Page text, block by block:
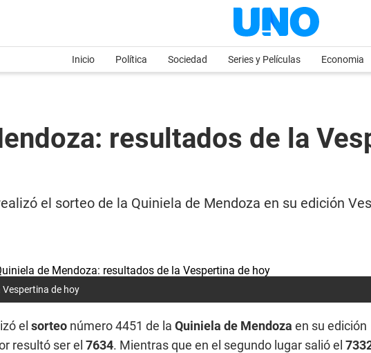
Inicio Política Sociedad Series y Películas Economia
resultados de la
el sorteo de la Quiniela de Mendoza en su edición
de hoy
el sorteo número 4451 de la Quiniela de Mendoza en su edición
resultó ser el 7634. Mientras que en el segundo lugar salió el